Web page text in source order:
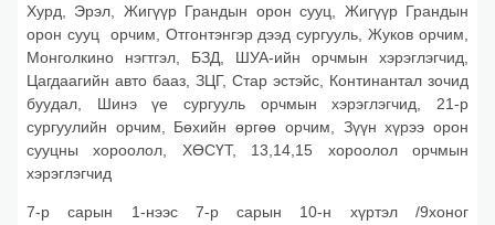
Хурд, Эрэл, Жигүүр Грандын орон сууц, Жигүүр Грандын
орон сууц орчим, Отгонтэнгэр дээд сургууль, Жуков орчим,
Монголкино нэгтгэл, БЗД, ШУА-ийн орчмын хэрэглэгчид,
Цагдаагийн авто бааз, ЗЦГ, Стар эстэйс, Континантал зочид
буудал, Шинэ үе сургууль орчмын хэрэглэгчид, 21-р
сургуулийн орчим, Бөхийн өргөө орчим, Зүүн хүрээ орон
сууцны хороолол, ХӨСҮТ, 13,14,15 хороолол орчмын
хэрэглэгчид
7-р сарын 1-нээс 7-р сарын 10-н хүртэл /9хоног